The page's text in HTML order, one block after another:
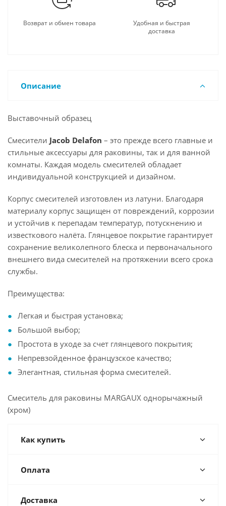
Возврат и обмен товара
Удобная и быстрая
доставка
Описание
Выставочный образец
Смесители Jacob Delafon – это прежде всего главные и
стильные аксессуары для раковины, так и для ванной
комнаты. Каждая модель смесителей обладает
индивидуальной конструкцией и дизайном.
Корпус смесителей изготовлен из латуни. Благодаря
материалу корпус защищен от повреждений, коррозии
и устойчив к перепадам температур, потускнению и
известкового налёта. Глянцевое покрытие гарантирует
сохранение великолепного блеска и первоначального
внешнего вида смесителей на протяжении всего срока
службы.
Преимущества:
Легкая и быстрая установка;
Большой выбор;
Простота в уходе за счет глянцевого покрытия;
Непревзойденное французское качество;
Элегантная, стильная форма смесителей.
Смеситель для раковины MARGAUX однорычажный
(хром)
Как купить
Оплата
Доставка